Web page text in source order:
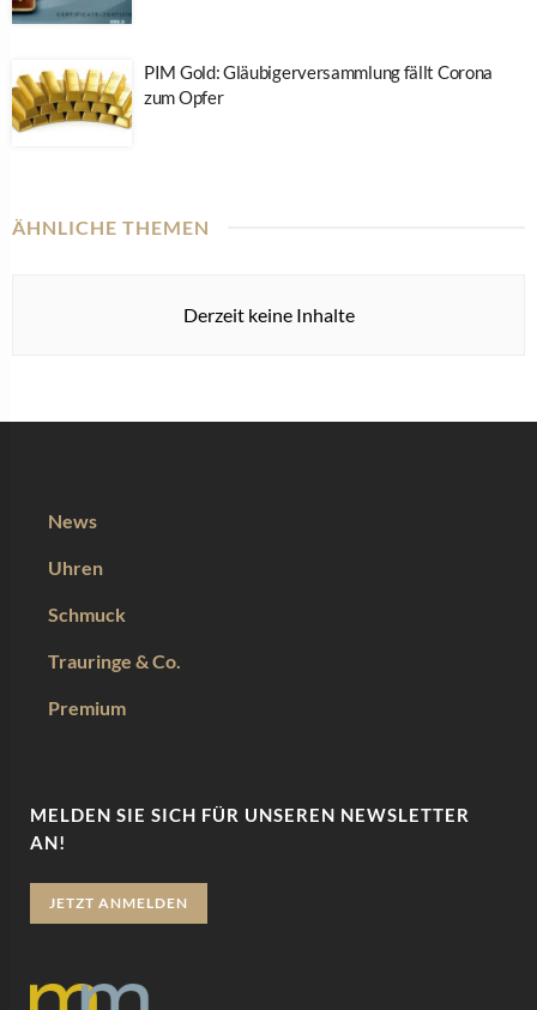
PIM Gold: Gläubigerversammlung fällt Corona
zum Opfer
ÄHNLICHE THEMEN
Derzeit keine Inhalte
News
Uhren
Schmuck
Trauringe & Co.
Premium
MELDEN SIE SICH FÜR UNSEREN NEWSLETTER
AN!
JETZT ANMELDEN